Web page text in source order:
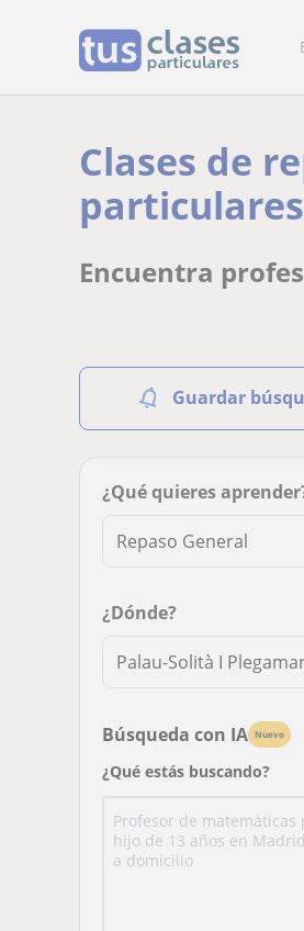
Clases de
particulares
Encuentra
Guardar
¿Qué quieres
¿Dónde?
Búsqueda con IA Nuevo
¿Qué estás buscando?